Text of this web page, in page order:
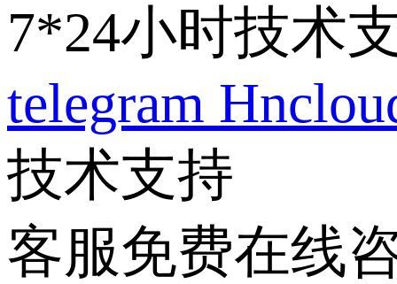
7*24小时技术
telegram
技术支持
客服免费在线